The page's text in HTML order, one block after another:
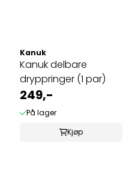
Kanuk
Kanuk delbare
dryppringer (1 par)
249,-
På lager
Kjøp